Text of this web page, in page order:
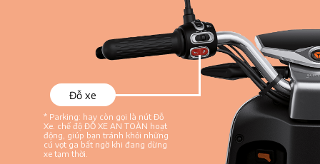
Đỗ xe
* Parking: hay còn gọi là nút Đỗ
Xe. chế độ ĐỖ XE AN TOÀN hoạt
động, giúp bạn tránh khỏi những
cú vọt ga bất ngờ khi đang dừng
xe tạm thời.